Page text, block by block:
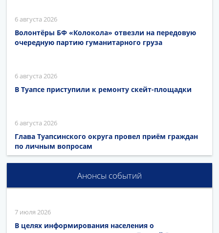
6 августа 2026
Волонтёры БФ «Колокола» отвезли на передовую
очередную партию гуманитарного груза
6 августа 2026
В Туапсе приступили к ремонту скейт-площадки
6 августа 2026
Глава Туапсинского округа провел приём граждан
по личным вопросам
Анонсы событий
7 июля 2026
В целях информирования населения о